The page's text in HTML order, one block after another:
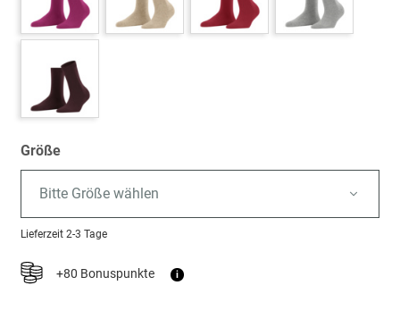
Größe
Bitte Größe wählen
Lieferzeit 2-3 Tage
+80 Bonuspunkte i